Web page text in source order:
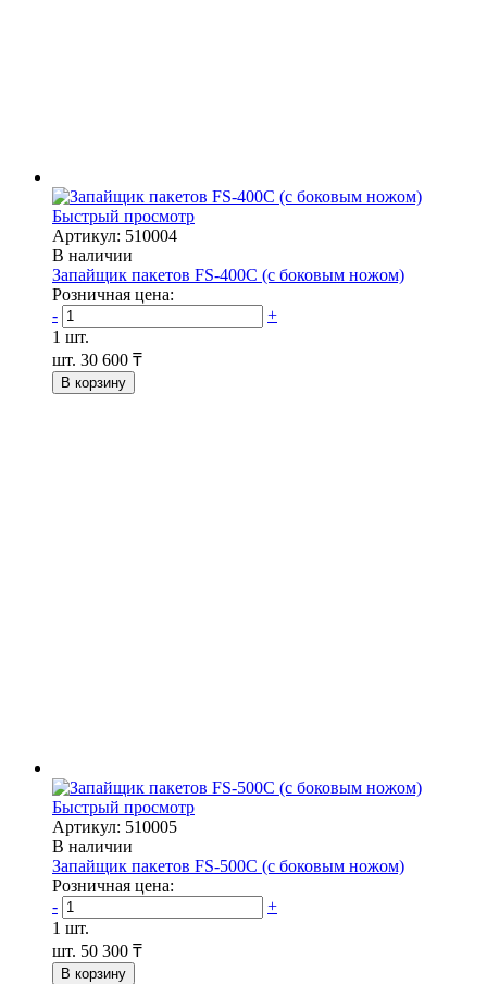
Быстрый просмотр
Артикул: 510004
В наличии
Запайщик пакетов FS-400С (с боковым ножом)
Розничная цена:
-
+
1 шт.
шт. 30 600 ₸
В корзину
Быстрый просмотр
Артикул: 510005
В наличии
Запайщик пакетов FS-500С (с боковым ножом)
Розничная цена:
-
+
1 шт.
шт. 50 300 ₸
В корзину